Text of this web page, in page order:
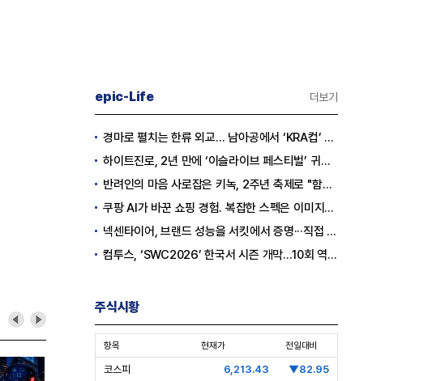
epic-Life 더보기
경마로 펼치는 한류 외교… 남아공에서 ‘KRA컵’ 개최하는 한국마사회
하이트진로, 2년 만에 ‘이슬라이브 페스티벌’ 귀환…25,000명 규모 대확장
반려인의 마음 사로잡은 키녹, 2주년 축제로 "함께하는 즐거움"을 선물하다
쿠팡 AI가 바꾼 쇼핑 경험. 복잡한 스펙은 이미지로, 수백 개 리뷰는 한눈에…
넥센타이어, 브랜드 성능을 서킷에서 증명···직접 체험하는 고객 참여형 마케팅 확대
컴투스, ‘SWC2026’ 한국서 시즌 개막…10회 역사를 이어갈 챔피언은 누가 될까
주식시황
항목 현재가 전일대비
코스피 6,213.43 ▼82.95